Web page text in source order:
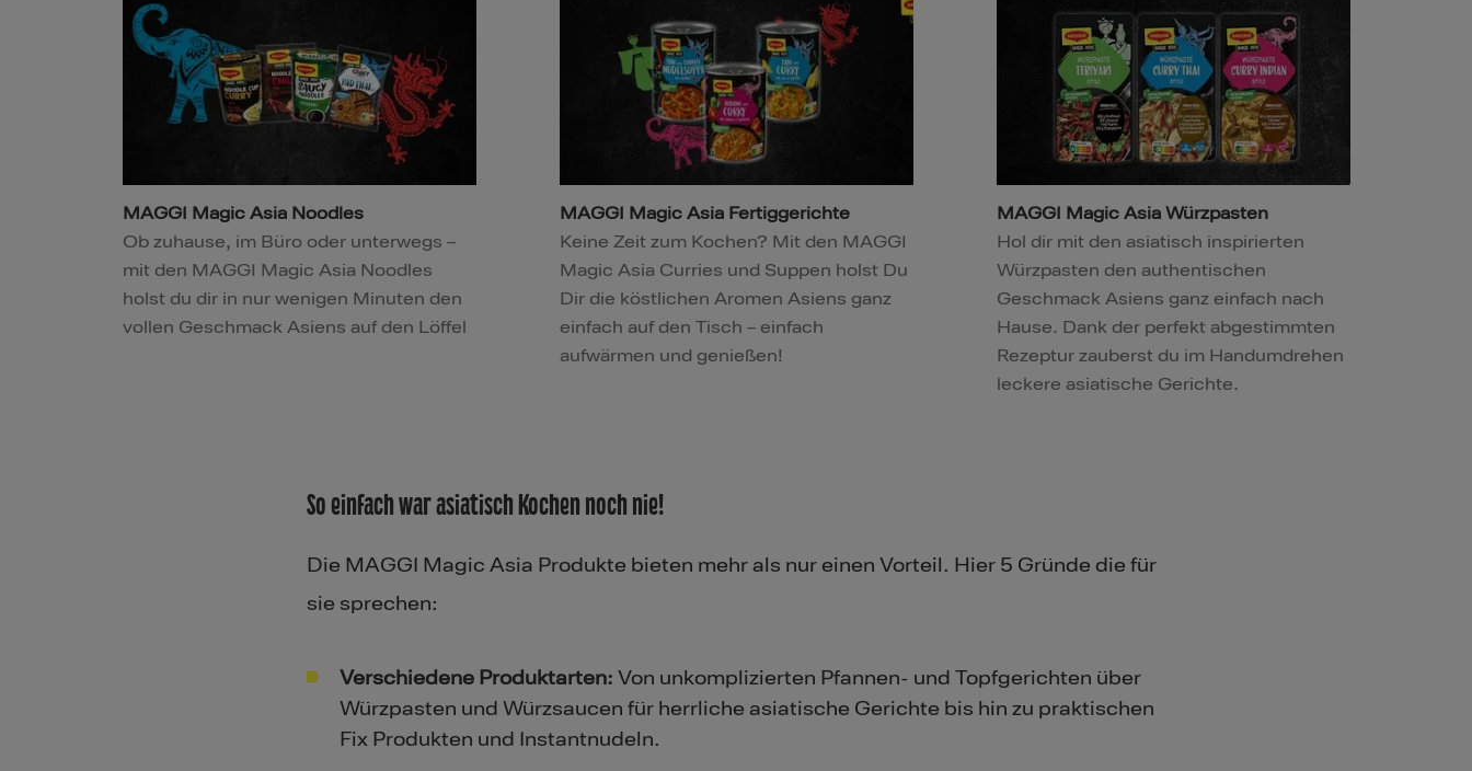
MAGGI Magic Asia Noodles
Ob zuhause, im Büro oder unterwegs –
mit den MAGGI Magic Asia Noodles
holst du dir in nur wenigen Minuten den
vollen Geschmack Asiens auf den Löffel
MAGGI Magic Asia Fertiggerichte
Keine Zeit zum Kochen? Mit den MAGGI
Magic Asia Curries und Suppen holst Du
Dir die köstlichen Aromen Asiens ganz
einfach auf den Tisch – einfach
aufwärmen und genießen!
MAGGI Magic Asia Würzpasten
Hol dir mit den asiatisch inspirierten
Würzpasten den authentischen
Geschmack Asiens ganz einfach nach
Hause. Dank der perfekt abgestimmten
Rezeptur zauberst du im Handumdrehen
leckere asiatische Gerichte.
So einfach war asiatisch Kochen noch nie!
Die MAGGI Magic Asia Produkte bieten mehr als nur einen Vorteil. Hier 5 Gründe die für
sie sprechen:
Verschiedene Produktarten: Von unkomplizierten Pfannen- und Topfgerichten über
Würzpasten und Würzsaucen für herrliche asiatische Gerichte bis hin zu praktischen
Fix Produkten und Instantnudeln.